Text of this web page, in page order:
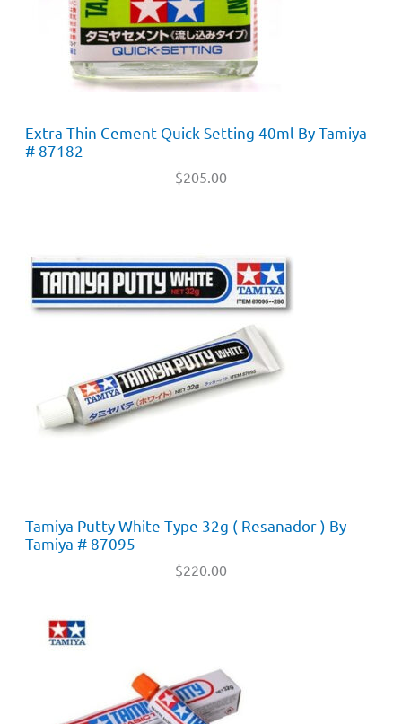
Extra Thin Cement Quick Setting 40ml By Tamiya
# 87182
$205.00
Tamiya Putty White Type 32g ( Resanador ) By
Tamiya # 87095
$220.00